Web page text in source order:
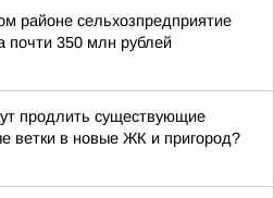
районе сельхозпредприятие
почти 350 млн рублей
продлить существующие
ветки в новые ЖК и пригород?